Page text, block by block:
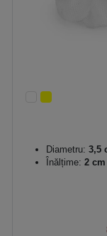
Diametru: 3,5
Înălțime: 2 cm